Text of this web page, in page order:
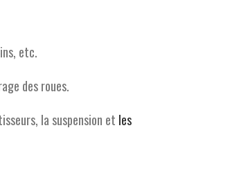
etc.
des roues.
la suspension et les